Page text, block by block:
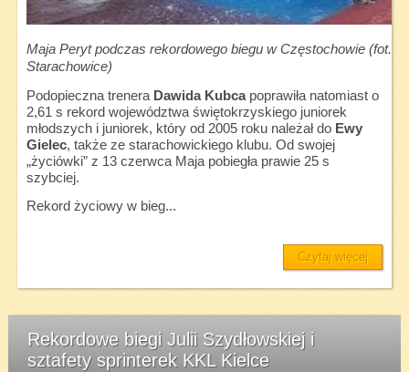
Maja Peryt podczas rekordowego biegu w Częstochowie (fot.
Starachowice)
Podopieczna trenera Dawida Kubcapoprawiła natomiast o
2,61 s rekord województwa świętokrzyskiego juniorek
młodszych i juniorek, który od 2005 roku należał do Ewy
Gielec, także ze starachowickiego klubu. Od swojej
„życiówki” z 13 czerwca Maja pobiegła prawie 25 s
szybciej.
Rekord życiowy w bieg...
Czytaj więcej
Rekordowe biegi Julii Szydłowskiej i
sztafety sprinterek KKL Kielce